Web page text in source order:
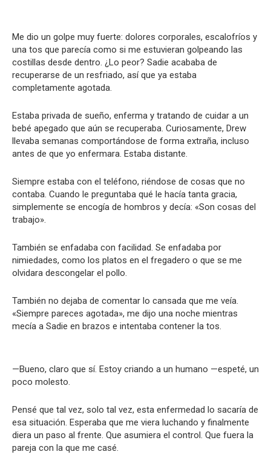
Me dio un golpe muy fuerte: dolores corporales, escalofríos y
una tos que parecía como si me estuvieran golpeando las
costillas desde dentro. ¿Lo peor? Sadie acababa de
recuperarse de un resfriado, así que ya estaba
completamente agotada.
Estaba privada de sueño, enferma y tratando de cuidar a un
bebé apegado que aún se recuperaba. Curiosamente, Drew
llevaba semanas comportándose de forma extraña, incluso
antes de que yo enfermara. Estaba distante.
Siempre estaba con el teléfono, riéndose de cosas que no
contaba. Cuando le preguntaba qué le hacía tanta gracia,
simplemente se encogía de hombros y decía: «Son cosas del
trabajo».
También se enfadaba con facilidad. Se enfadaba por
nimiedades, como los platos en el fregadero o que se me
olvidara descongelar el pollo.
También no dejaba de comentar lo cansada que me veía.
«Siempre pareces agotada», me dijo una noche mientras
mecía a Sadie en brazos e intentaba contener la tos.
—Bueno, claro que sí. Estoy criando a un humano —espeté, un
poco molesto.
Pensé que tal vez, solo tal vez, esta enfermedad lo sacaría de
esa situación. Esperaba que me viera luchando y finalmente
diera un paso al frente. Que asumiera el control. Que fuera la
pareja con la que me casé.